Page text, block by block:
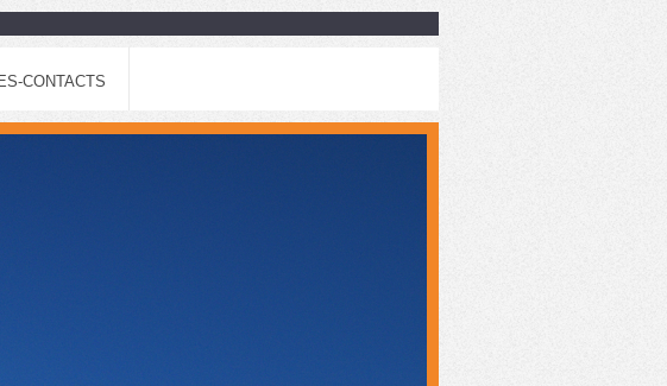
CONTACTS